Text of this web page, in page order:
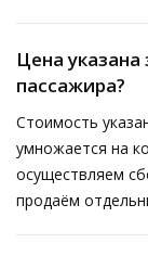
Цена
пассажира?
Стоимость
умножается на
осуществляем
продаём